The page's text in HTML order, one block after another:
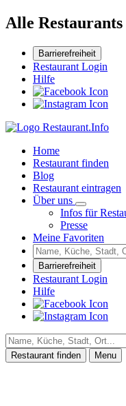
Alle
Barrierefreiheit
Restaurant Login
Hilfe
Home
Restaurant finden
Blog
Restaurant eintragen
Über uns
Infos für
Presse
Meine Favoriten
Barrierefreiheit
Restaurant Login
Hilfe
Restaurant finden
Menu